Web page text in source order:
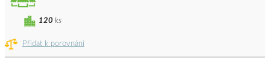
Přidat k porovnání
120 ks